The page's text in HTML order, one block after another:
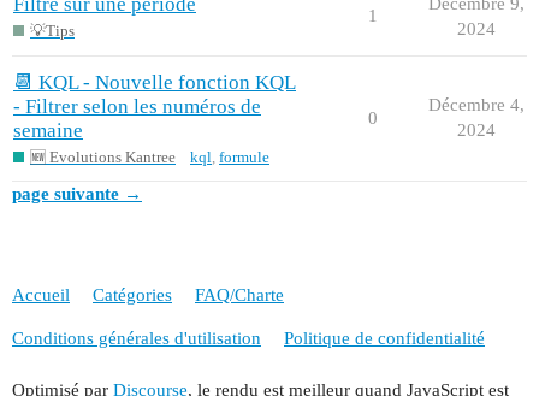
💡Tips
1
2024
📆 KQL - Nouvelle fonction KQL
- Filtrer selon les numéros de
semaine
🆕 Evolutions Kantree kql formule
0
Décembre 4,
2024
page suivante →
Accueil Catégories FAQ/Charte
Conditions générales d'utilisation Politique de confidentialité
Optimisé par Discourse, le rendu est meilleur quand JavaScript est